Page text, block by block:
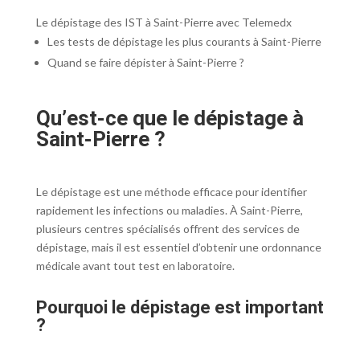
Le dépistage des IST à Saint-Pierre avec Telemedx
Les tests de dépistage les plus courants à Saint-Pierre
Quand se faire dépister à Saint-Pierre ?
Qu’est-ce que le dépistage à
Saint-Pierre ?
Le dépistage est une méthode efficace pour identifier
rapidement les infections ou maladies. À Saint-Pierre,
plusieurs centres spécialisés offrent des services de
dépistage, mais il est essentiel d’obtenir une ordonnance
médicale avant tout test en laboratoire.
Pourquoi le dépistage est important
?